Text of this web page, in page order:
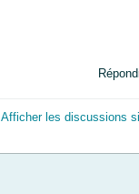
Afficher les discussions